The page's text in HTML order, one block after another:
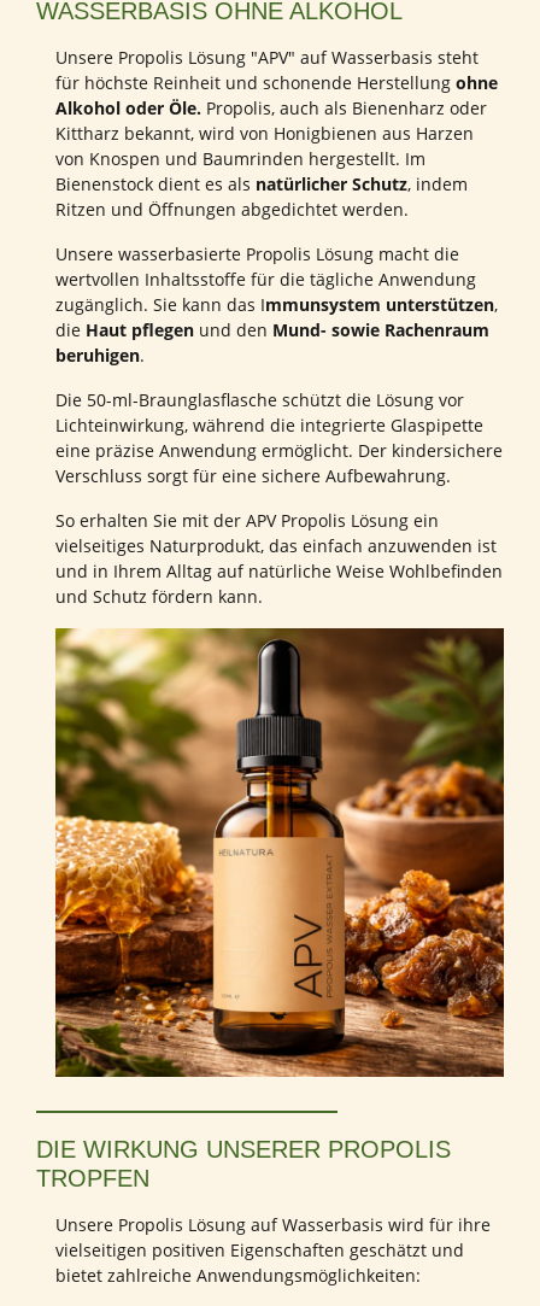
WASSERBASIS OHNE ALKOHOL
Unsere Propolis Lösung "APV" auf Wasserbasis steht
für höchste Reinheit und schonende Herstellung ohne
Alkohol oder Öle. Propolis, auch als Bienenharz oder
Kittharz bekannt, wird von Honigbienen aus Harzen
von Knospen und Baumrinden hergestellt. Im
Bienenstock dient es als natürlicher Schutz, indem
Ritzen und Öffnungen abgedichtet werden.
Unsere wasserbasierte Propolis Lösung macht die
wertvollen Inhaltsstoffe für die tägliche Anwendung
zugänglich. Sie kann das Immunsystem unterstützen,
die Haut pflegen und den Mund- sowie Rachenraum
beruhigen.
Die 50-ml-Braunglasflasche schützt die Lösung vor
Lichteinwirkung, während die integrierte Glaspipette
eine präzise Anwendung ermöglicht. Der kindersichere
Verschluss sorgt für eine sichere Aufbewahrung.
So erhalten Sie mit der APV Propolis Lösung ein
vielseitiges Naturprodukt, das einfach anzuwenden ist
und in Ihrem Alltag auf natürliche Weise Wohlbefinden
und Schutz fördern kann.
DIE WIRKUNG UNSERER PROPOLIS
TROPFEN
Unsere Propolis Lösung auf Wasserbasis wird für ihre
vielseitigen positiven Eigenschaften geschätzt und
bietet zahlreiche Anwendungsmöglichkeiten: